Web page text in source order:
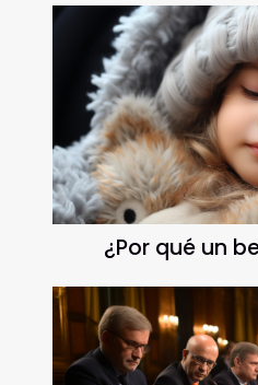
¿Por qué un